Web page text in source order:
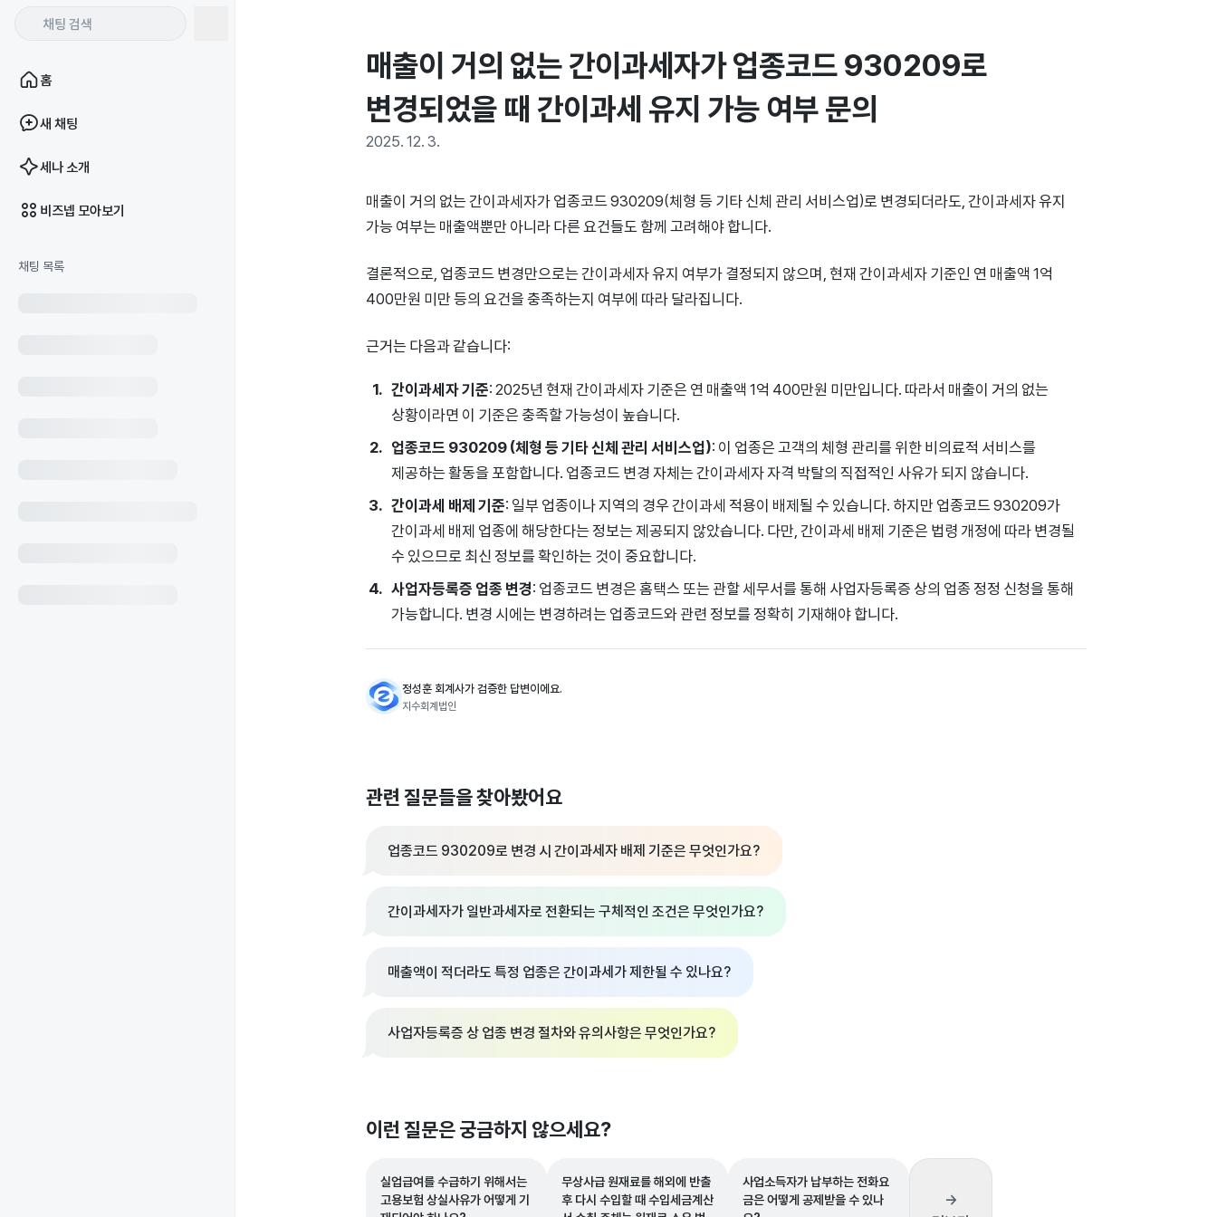
홈
새 채팅
세나 소개
비즈넵 모아보기
채팅 목록
매출이 거의 없는 간이과세자가 업종코드 930209로
변경되었을 때 간이과세 유지 가능 여부 문의
2025. 12. 3.
매출이 거의 없는 간이과세자가 업종코드 930209(체형 등 기타 신체 관리 서비스업)로 변경되더라도, 간이과세자 유지
가능 여부는 매출액뿐만 아니라 다른 요건들도 함께 고려해야 합니다.
결론적으로, 업종코드 변경만으로는 간이과세자 유지 여부가 결정되지 않으며, 현재 간이과세자 기준인 연 매출액 1억
400만원 미만 등의 요건을 충족하는지 여부에 따라 달라집니다.
근거는 다음과 같습니다:
간이과세자 기준: 2025년 현재 간이과세자 기준은 연 매출액 1억 400만원 미만입니다. 따라서 매출이 거의 없는
상황이라면 이 기준은 충족할 가능성이 높습니다.
업종코드 930209 (체형 등 기타 신체 관리 서비스업): 이 업종은 고객의 체형 관리를 위한 비의료적 서비스를
제공하는 활동을 포함합니다. 업종코드 변경 자체는 간이과세자 자격 박탈의 직접적인 사유가 되지 않습니다.
간이과세 배제 기준: 일부 업종이나 지역의 경우 간이과세 적용이 배제될 수 있습니다. 하지만 업종코드 930209가
간이과세 배제 업종에 해당한다는 정보는 제공되지 않았습니다. 다만, 간이과세 배제 기준은 법령 개정에 따라 변경될
수 있으므로 최신 정보를 확인하는 것이 중요합니다.
사업자등록증 업종 변경: 업종코드 변경은 홈택스 또는 관할 세무서를 통해 사업자등록증 상의 업종 정정 신청을 통해
가능합니다. 변경 시에는 변경하려는 업종코드와 관련 정보를 정확히 기재해야 합니다.
정성훈 회계사가 검증한 답변이에요.
지수회계법인
관련 질문들을 찾아봤어요
업종코드 930209로 변경 시 간이과세자 배제 기준은 무엇인가요?
간이과세자가 일반과세자로 전환되는 구체적인 조건은 무엇인가요?
매출액이 적더라도 특정 업종은 간이과세가 제한될 수 있나요?
사업자등록증 상 업종 변경 절차와 유의사항은 무엇인가요?
이런 질문은 궁금하지 않으세요?
실업급여를 수급하기 위해서는
고용보험 상실사유가 어떻게 기
무상사급 원재료를 해외에 반출
후 다시 수입할 때 수입세금계산
사업소득자가 납부하는 전화요
금은 어떻게 공제받을 수 있나
→